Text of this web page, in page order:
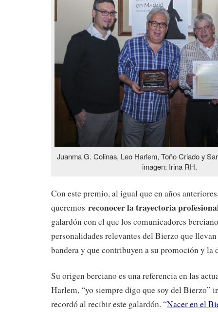
Juanma G. Colinas, Leo Harlem, Toño Criado y
imagen: Irina RH.
Con este premio, al igual que en años
queremos reconocer la trayectoria
galardón con el que los comunicadores
personalidades relevantes del Bierzo que
bandera y que contribuyen a su promoción y la
Su origen berciano es una referencia en las
Harlem, “yo siempre digo que soy del Bierzo”
recordó al recibir este galardón. “Nacer en el